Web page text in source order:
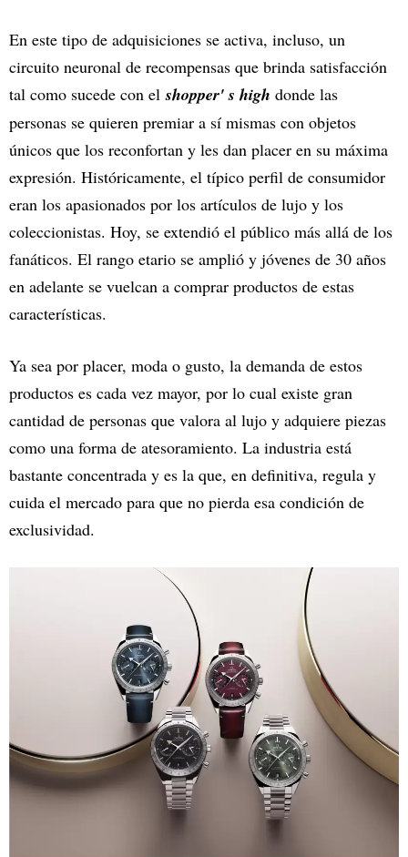
En este tipo de adquisiciones se activa, incluso, un
circuito neuronal de recompensas que brinda satisfacción
tal como sucede con el shopper' s high donde las
personas se quieren premiar a sí mismas con objetos
únicos que los reconfortan y les dan placer en su máxima
expresión. Históricamente, el típico perfil de consumidor
eran los apasionados por los artículos de lujo y los
coleccionistas. Hoy, se extendió el público más allá de los
fanáticos. El rango etario se amplió y jóvenes de 30 años
en adelante se vuelcan a comprar productos de estas
características.
Ya sea por placer, moda o gusto, la demanda de estos
productos es cada vez mayor, por lo cual existe gran
cantidad de personas que valora al lujo y adquiere piezas
como una forma de atesoramiento. La industria está
bastante concentrada y es la que, en definitiva, regula y
cuida el mercado para que no pierda esa condición de
exclusividad.